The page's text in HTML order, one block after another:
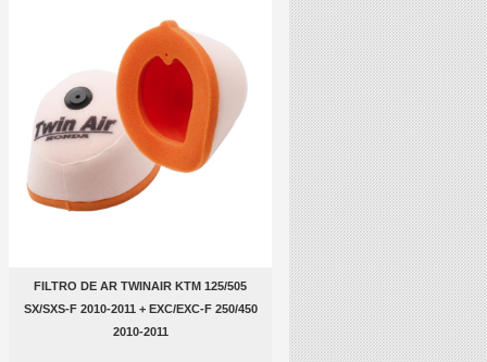
FILTRO DE AR TWINAIR KTM 125/505
SX/SXS-F 2010-2011 + EXC/EXC-F 250/450
2010-2011